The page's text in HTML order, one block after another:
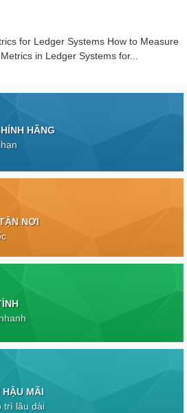
for Ledger Systems How to Measure
in Ledger Systems for...
HÃNG
NƠI
HẬU MÃI
trì lâu dài